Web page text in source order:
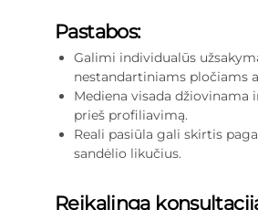
Pastabos:
Galimi individualūs
nestandartiniams pločiams
Mediena visada džiovinama
prieš profiliavimą.
Reali pasiūla gali skirtis
sandėlio likučius.
Reikalinga